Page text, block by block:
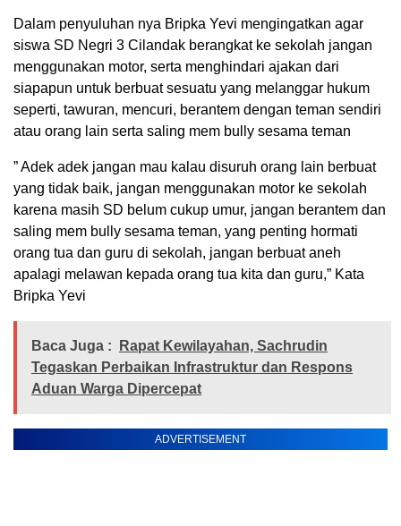
Dalam penyuluhan nya Bripka Yevi mengingatkan agar
siswa SD Negri 3 Cilandak berangkat ke sekolah jangan
menggunakan motor, serta menghindari ajakan dari
siapapun untuk berbuat sesuatu yang melanggar hukum
seperti, tawuran, mencuri, berantem dengan teman sendiri
atau orang lain serta saling mem bully sesama teman
” Adek adek jangan mau kalau disuruh orang lain berbuat
yang tidak baik, jangan menggunakan motor ke sekolah
karena masih SD belum cukup umur, jangan berantem dan
saling mem bully sesama teman, yang penting hormati
orang tua dan guru di sekolah, jangan berbuat aneh
apalagi melawan kepada orang tua kita dan guru,” Kata
Bripka Yevi
Baca Juga :
Rapat Kewilayahan, Sachrudin
Tegaskan Perbaikan Infrastruktur dan Respons
Aduan Warga Dipercepat
ADVERTISEMENT